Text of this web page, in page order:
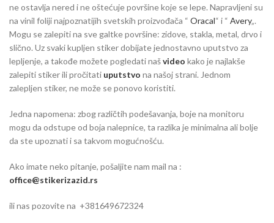
ne ostavlja nered i ne oštećuje površine koje se lepe. Napravljeni su
na vinil foliji najpoznatijih svetskih proizvođača “ Oracal“ i “ Avery„.
Mogu se zalepiti na sve galtke površine: zidove, stakla, metal, drvo i
slično. Uz svaki kupljen stiker dobijate jednostavno uputstvo za
lepljenje, a takođe možete pogledati našvideo kako je najlakše
zalepiti stiker ili pročitati uputstvo na našoj strani. Jednom
zalepljen stiker, ne može se ponovo koristiti.
Jedna napomena: zbog različtih podešavanja, boje na monitoru
mogu da odstupe od boja nalepnice, ta razlika je minimalna ali bolje
da ste upoznati i sa takvom mogućnošću.
Ako imate neko pitanje, pošaljite nam mail na :
office@stikerizazid.rs
ili nas pozovite na +381649672324